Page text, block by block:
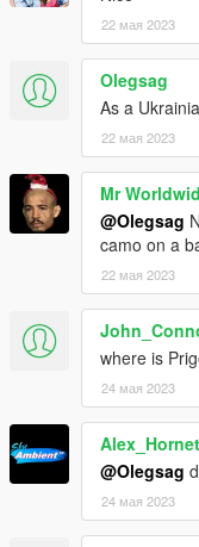
22 мая 2023
Olegsag
As a
22 мая 2023
Mr
@Olegsag
camo on a
22 мая 2023
where is
24 мая 2023
Alex_Hornet
@Olegsag
24 мая 2023